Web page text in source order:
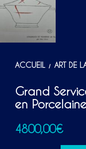
ACCUEIL / ART DE
Grand
en
4800,00€